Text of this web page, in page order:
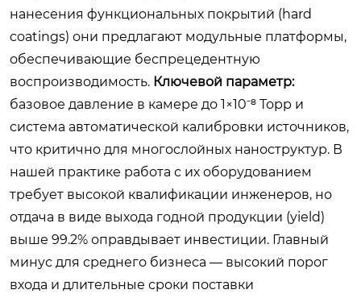
нанесения функциональных покрытий (hard
coatings) они предлагают модульные платформы,
обеспечивающие беспрецедентную
воспроизводимость. Ключевой параметр:
базовое давление в камере до 1×10⁻⁸ Торр и
система автоматической калибровки источников,
что критично для многослойных наноструктур. В
нашей практике работа с их оборудованием
требует высокой квалификации инженеров, но
отдача в виде выхода годной продукции (yield)
выше 99.2% оправдывает инвестиции. Главный
минус для среднего бизнеса — высокий порог
входа и длительные сроки поставки